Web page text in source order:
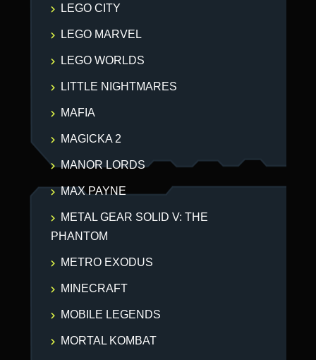
LEGO CITY
LEGO MARVEL
LEGO WORLDS
LITTLE NIGHTMARES
MAFIA
MAGICKA 2
MANOR LORDS
MAX PAYNE
METAL GEAR SOLID V: THE
PHANTOM
METRO EXODUS
MINECRAFT
MOBILE LEGENDS
MORTAL KOMBAT